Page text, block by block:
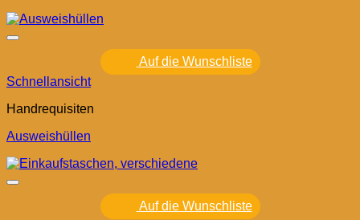
Auf die Wunschliste
Schnellansicht
Handrequisiten
Ausweishüllen
Auf die Wunschliste